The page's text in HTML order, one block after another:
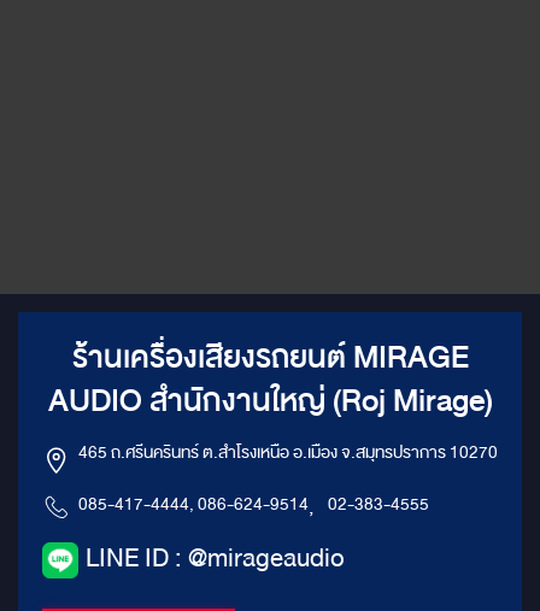
ร้านเครื่องเสียงรถยนต์ MIRAGE
AUDIO สำนักงานใหญ่ (Roj Mirage)
465 ถ.ศรีนครินทร์ ต.สำโรงเหนือ อ.เมือง จ.สมุทรปราการ 10270
085-417-4444, 086-624-9514, 02-383-4555
LINE ID : @mirageaudio